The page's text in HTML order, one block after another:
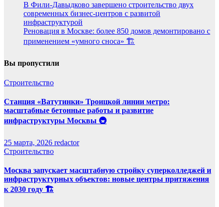
В Фили-Давыдково завершено строительство двух
современных бизнес-центров с развитой
инфраструктурой
Реновация в Москве: более 850 домов демонтировано с
применением «умного сноса» 🏗️
Вы пропустили
Строительство
Станция «Ватутинки» Троицкой линии метро:
масштабные бетонные работы и развитие
инфраструктуры Москвы 🚇
25 марта, 2026 redactor
Строительство
Москва запускает масштабную стройку суперколледжей и
инфраструктурных объектов: новые центры притяжения
к 2030 году 🏗️